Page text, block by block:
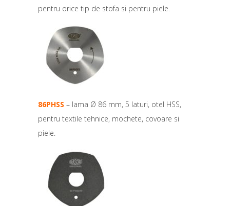
pentru orice tip de stofa si pentru piele.
86PHSS – lama Ø 86 mm, 5 laturi, otel HSS,
pentru textile tehnice, mochete, covoare si
piele.